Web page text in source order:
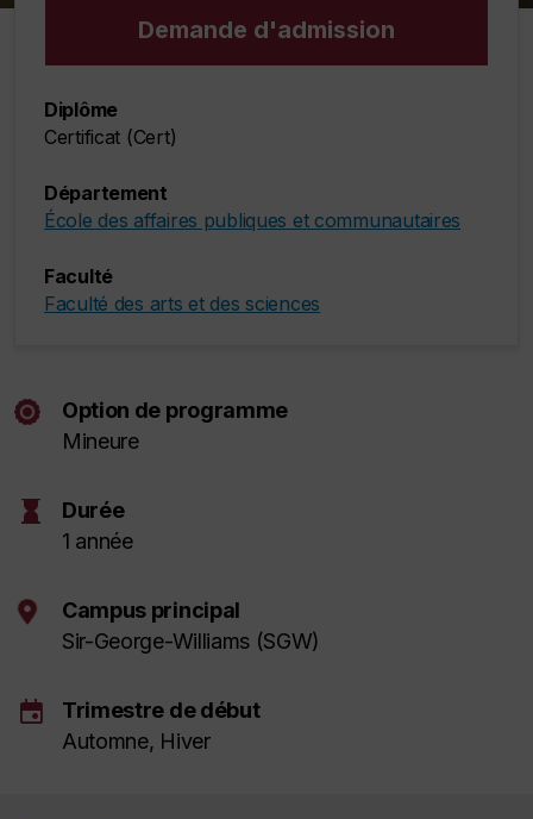
Demande d'admission
Diplôme
Certificat (Cert)
Département
École des affaires publiques et communautaires
Faculté
Faculté des arts et des sciences
Option de programme
Mineure
hourglass
Durée
1 année
Campus principal
Sir-George-Williams (SGW)
event
Trimestre de début
Automne, Hiver